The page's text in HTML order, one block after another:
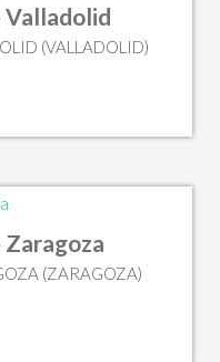
Valladolid
(VALLADOLID)
(ZARAGOZA)